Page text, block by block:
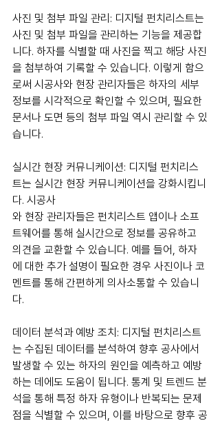
사진 및 첨부 파일 관리: 디지털 펀치리스트는
사진 및 첨부 파일을 관리하는 기능을 제공합
니다. 하자를 식별할 때 사진을 찍고 해당 사진
을 첨부하여 기록할 수 있습니다. 이렇게 함으
로써 시공사와 현장 관리자들은 하자의 세부
정보를 시각적으로 확인할 수 있으며, 필요한
문서나 도면 등의 첨부 파일 역시 관리할 수 있
습니다.
실시간 현장 커뮤니케이션: 디지털 펀치리스
트는 실시간 현장 커뮤니케이션을 강화시킵니
다. 시공사
와 현장 관리자들은 펀치리스트 앱이나 소프
트웨어를 통해 실시간으로 정보를 공유하고
의견을 교환할 수 있습니다. 예를 들어, 하자
에 대한 추가 설명이 필요한 경우 사진이나 코
멘트를 통해 간편하게 의사소통할 수 있습니
다.
데이터 분석과 예방 조치: 디지털 펀치리스트
는 수집된 데이터를 분석하여 향후 공사에서
발생할 수 있는 하자의 원인을 예측하고 예방
하는 데에도 도움이 됩니다. 통계 및 트렌드 분
석을 통해 특정 하자 유형이나 반복되는 문제
점을 식별할 수 있으며, 이를 바탕으로 향후 공